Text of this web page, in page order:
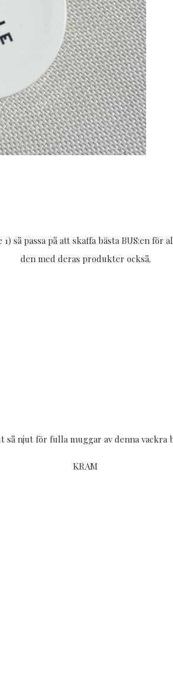
så passa på att skaffa bästa BUS:en
den med deras produkter också.
så njut för fulla muggar av denna
KRAM